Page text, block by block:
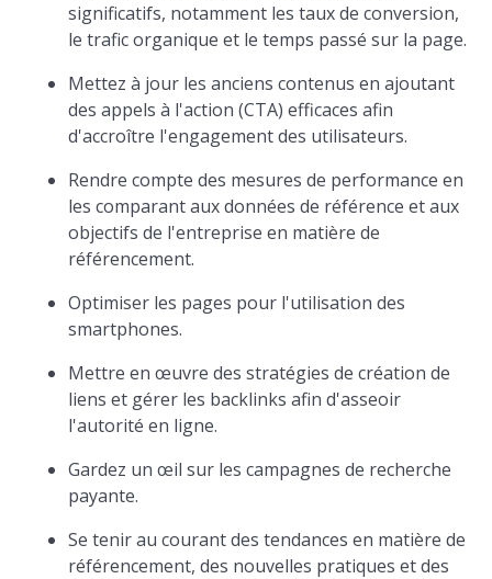
significatifs, notamment les taux de conversion,
le trafic organique et le temps passé sur la page.
Mettez à jour les anciens contenus en ajoutant
des appels à l'action (CTA) efficaces afin
d'accroître l'engagement des utilisateurs.
Rendre compte des mesures de performance en
les comparant aux données de référence et aux
objectifs de l'entreprise en matière de
référencement.
Optimiser les pages pour l'utilisation des
smartphones.
Mettre en œuvre des stratégies de création de
liens et gérer les backlinks afin d'asseoir
l'autorité en ligne.
Gardez un œil sur les campagnes de recherche
payante.
Se tenir au courant des tendances en matière de
référencement, des nouvelles pratiques et des